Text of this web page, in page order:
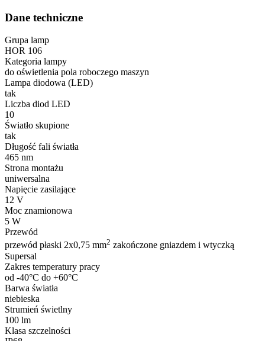
Dane techniczne
Grupa lamp
HOR 106
Kategoria lampy
do oświetlenia pola roboczego maszyn
Lampa diodowa (LED)
tak
Liczba diod LED
10
Światło skupione
tak
Długość fali światła
465 nm
Strona montażu
uniwersalna
Napięcie zasilające
12 V
Moc znamionowa
5 W
Przewód
przewód płaski 2x0,75 mm2 zakończone gniazdem i wtyczką
Supersal
Zakres temperatury pracy
od -40°C do +60°C
Barwa światła
niebieska
Strumień świetlny
100 lm
Klasa szczelności